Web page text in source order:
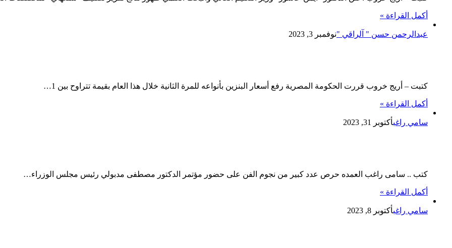
أكمل القراءة »
عبدالرحمن حسن " آلراقي "نوفمبر 3, 2023
كتبت – أريج خروب قررت الحكومة المصرية رفع أسعار البنزين بأنواعه للمرة الثانية خلال هذا العام بقيمة تتراوح بين 1…
أكمل القراءة »
سامي راغبأكتوبر 31, 2023
كتب .. سامى راغب العمده حرص عدد كبير من نجوم الفن على حضور مؤتمر الدكتور مصطفى مدبولي رئيس مجلس الوزراء…
أكمل القراءة »
سامي راغبأكتوبر 8, 2023